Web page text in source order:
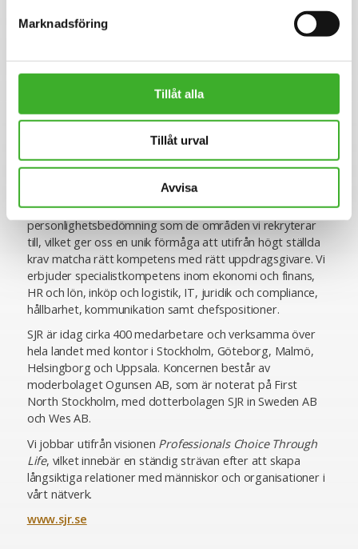
Marknadsföring
Tillåt alla
Tillåt urval
Avvisa
Se lediga jobb
inom rekrytering och konsultlösningar. Ända sedan starten
1993 har vi varit specialiserade inom såväl
personlighetsbedömning som de områden vi rekryterar
till, vilket ger oss en unik förmåga att utifrån högt ställda
krav matcha rätt kompetens med rätt uppdragsgivare. Vi
erbjuder specialistkompetens inom ekonomi och finans,
HR och lön, inköp och logistik, IT, juridik och compliance,
hållbarhet, kommunikation samt chefspositioner.
SJR är idag cirka 400 medarbetare och verksamma över
hela landet med kontor i Stockholm, Göteborg, Malmö,
Helsingborg och Uppsala. Koncernen består av
moderbolaget Ogunsen AB, som är noterat på First
North Stockholm, med dotterbolagen SJR in Sweden AB
och Wes AB.
Vi jobbar utifrån visionen Professionals Choice Through
Life, vilket innebär en ständig strävan efter att skapa
långsiktiga relationer med människor och organisationer i
vårt nätverk.
www.sjr.se